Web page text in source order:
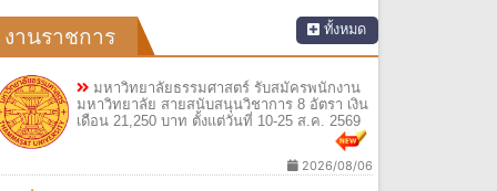
งานราชการ ทั้งหมด
มหาวิทยาลัยธรรมศาสตร์ รับสมัครพนักงาน
มหาวิทยาลัย สายสนับสนุนวิชาการ 8 อัตรา เงิน
เดือน 21,250 บาท ตั้งแต่วันที่ 10-25 ส.ค. 2569
2026/08/06